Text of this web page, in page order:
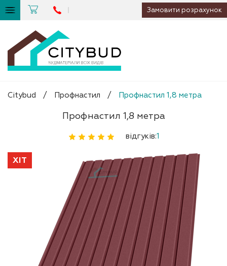
Замовити розрахунок
Citybud / Профнастил / Профнастил 1,8 метра
Профнастил 1,8 метра
відгуків:1
ХІТ